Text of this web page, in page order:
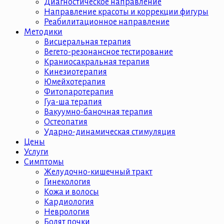
Диагностическое направление
Направление красоты и коррекции фигуры
Реабилитационное направление
Методики
Висцеральная терапия
Вегето-резонансное тестирование
Краниосакральная терапия
Кинезиотерапия
Юмейхотерапия
Фитопаротерапия
Гуа-ша терапия
Вакуумно-баночная терапия
Остеопатия
Ударно-динамическая стимуляция
Цены
Услуги
Симптомы
Желудочно-кишечный тракт
Гинекология
Кожа и волосы
Кардиология
Неврология
Болят почки